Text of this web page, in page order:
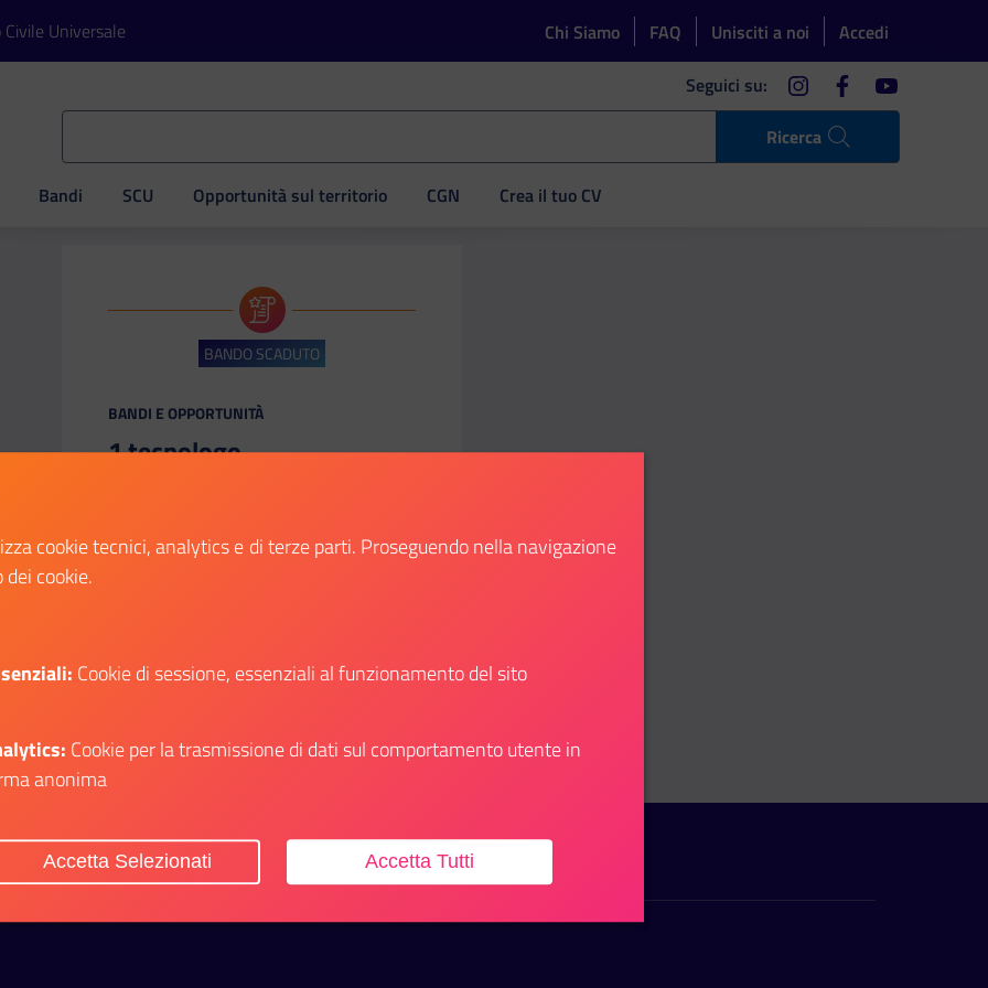
Universale Chi Siamo FAQ Unisciti a noi Accedi
Ricerca
Seguici su: instagramfacebookyoutube
Bandi SCU Opportunità sul territorio CGN Crea il tuo CV
BANDO SCADUTO
CATEGORIA:
BANDI E OPPORTUNITÀ
1 tecnologo
Procedura di selezione per la copertura
Data fine: 26 luglio 2026
Giovanili e il Servizio Civile Universale
cookie tecnici, analytics e di terze parti. Proseguendo nella navigazione
cookie.
Cookie di sessione, essenziali al funzionamento del sito
Cookie per la trasmissione di dati sul comportamento utente in
anonima
Accetta Tutti
Accetta Selezionati